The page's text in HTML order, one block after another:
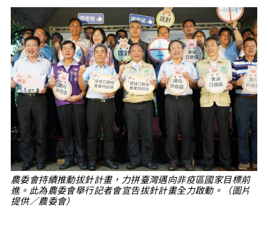
農委會持續推動拔針計畫，力拼臺灣邁向非疫區國家目標前
進。此為農委會舉行記者會宣告拔針計畫全力啟動。（圖片
提供／農委會）